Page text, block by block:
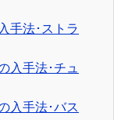
手法･ストラ
入手法･チュ
入手法･バス